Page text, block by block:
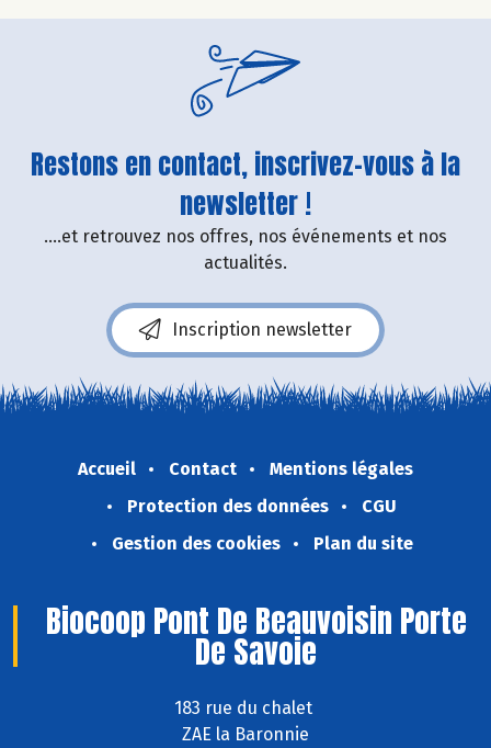
Restons en contact, inscrivez-vous à la
newsletter !
....et retrouvez nos offres, nos événements et nos
actualités.
Inscription newsletter
Accueil Contact
Mentions légales
Protection des données
CGU
Gestion des cookies
Plan du site
Biocoop Pont De Beauvoisin Porte
De Savoie
183 rue du chalet
ZAE la Baronnie